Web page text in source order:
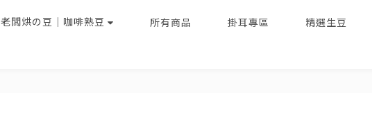
老闆烘の豆｜咖啡熟豆 所有商品 掛耳專區 精選生豆